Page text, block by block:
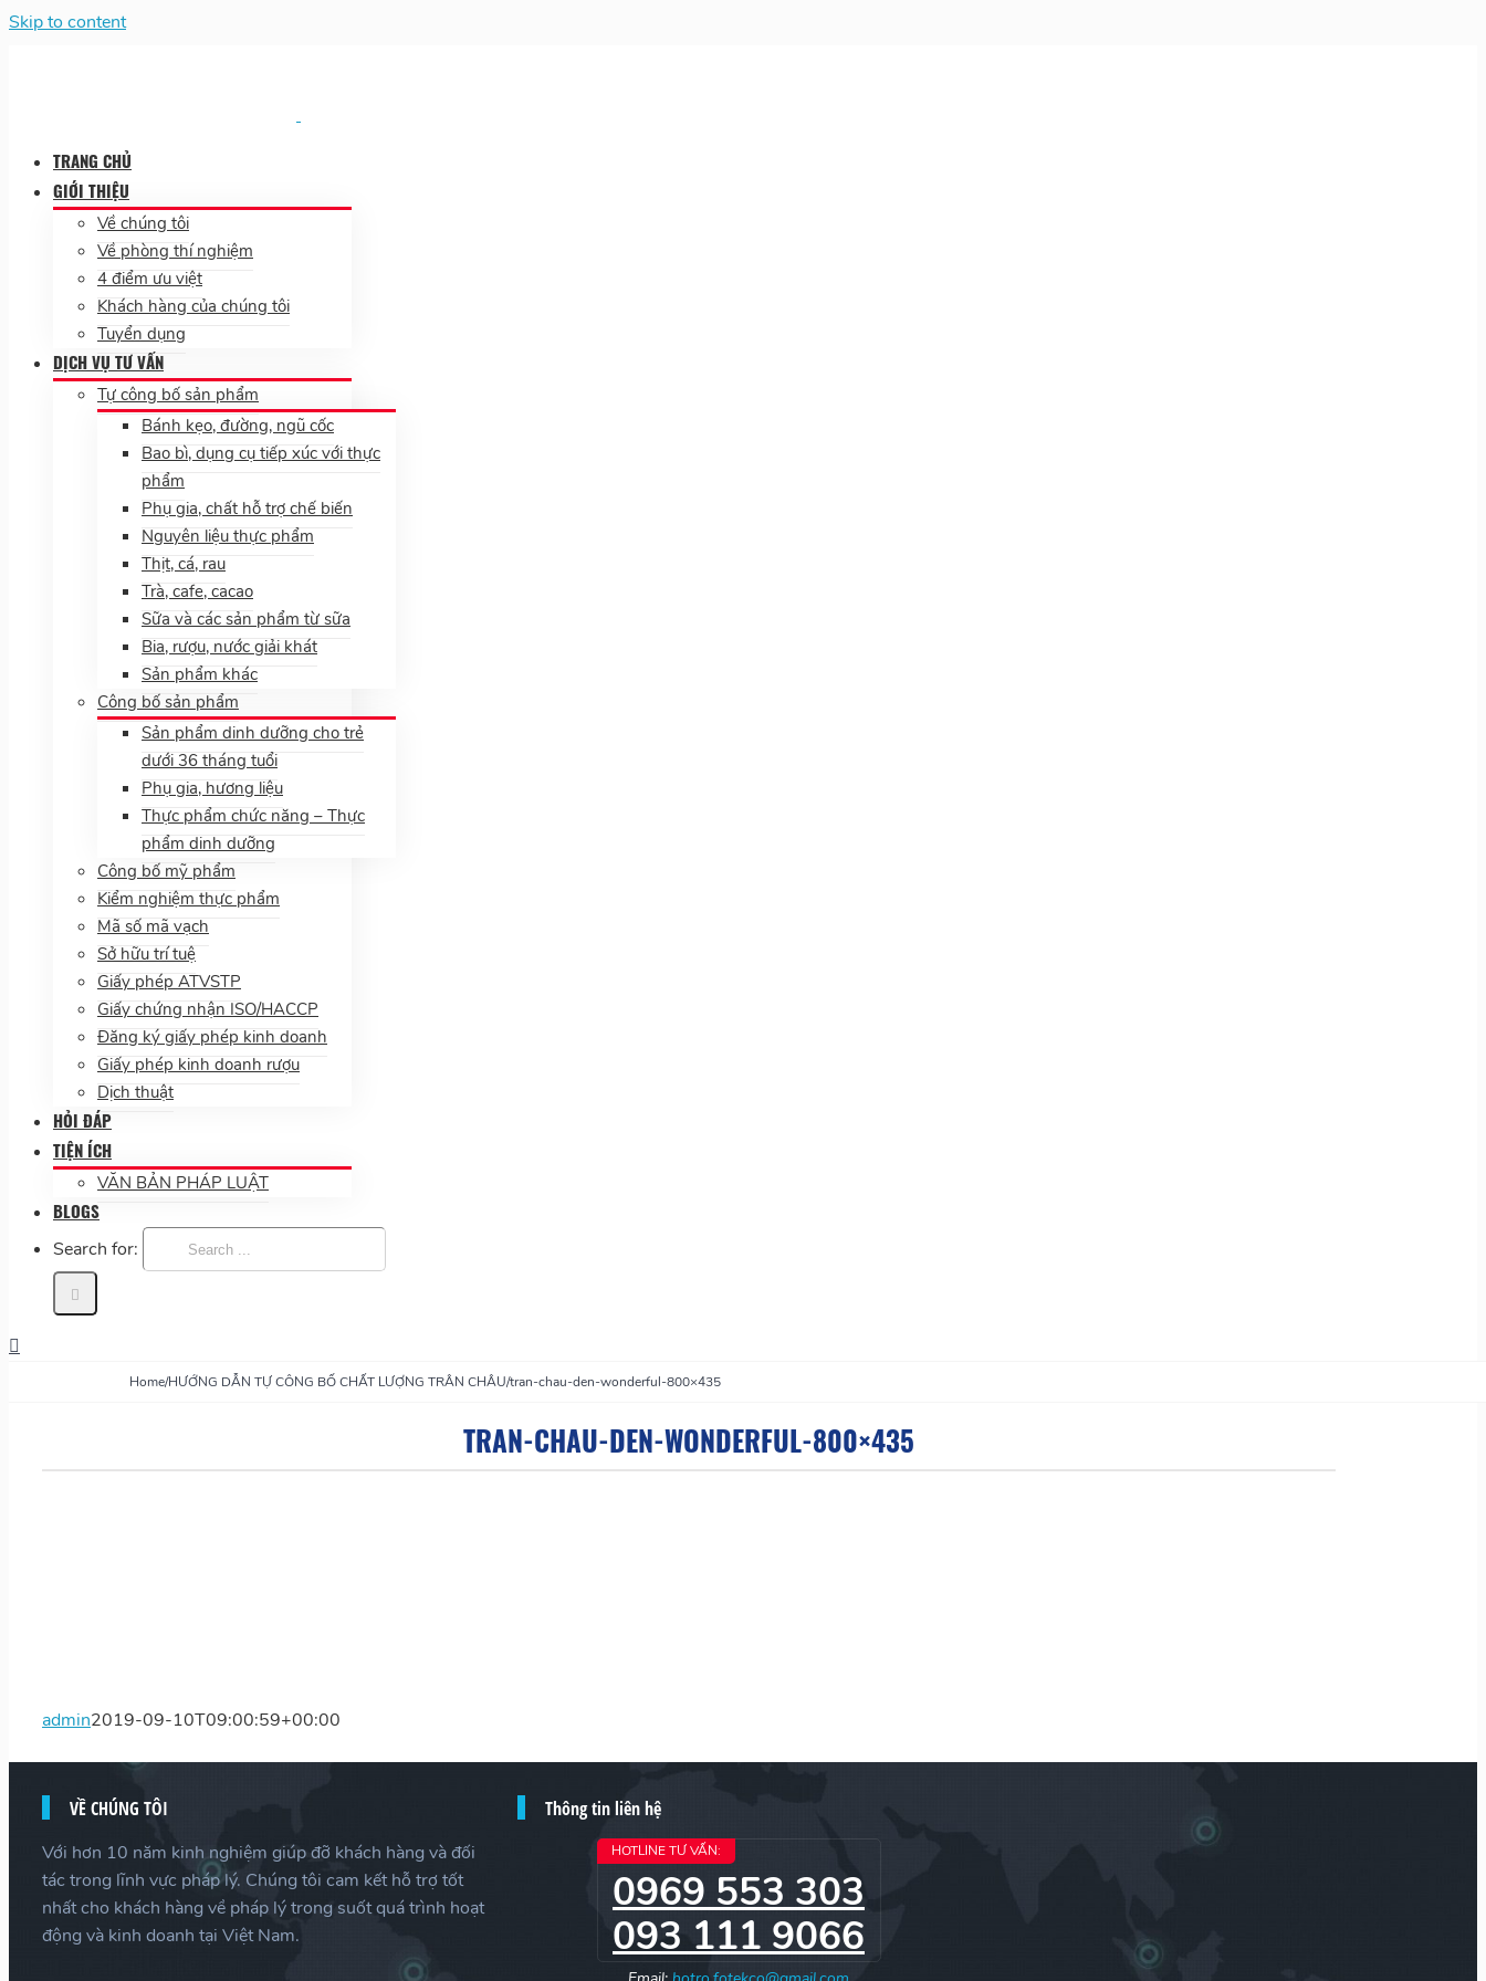
Skip to content
TRANG CHỦ
GIỚI THIỆU
Về chúng tôi
Về phòng thí nghiệm
4 điểm ưu việt
Khách hàng của chúng tôi
Tuyển dụng
DỊCH VỤ TƯ VẤN
Tự công bố sản phẩm
Bánh kẹo, đường, ngũ cốc
Bao bì, dụng cụ tiếp xúc với thực
phẩm
Phụ gia, chất hỗ trợ chế biến
Nguyên liệu thực phẩm
Thịt, cá, rau
Trà, cafe, cacao
Sữa và các sản phẩm từ sữa
Bia, rượu, nước giải khát
Sản phẩm khác
Công bố sản phẩm
Sản phẩm dinh dưỡng cho trẻ
dưới 36 tháng tuổi
Phụ gia, hương liệu
Thực phẩm chức năng – Thực
phẩm dinh dưỡng
Công bố mỹ phẩm
Kiểm nghiệm thực phẩm
Mã số mã vạch
Sở hữu trí tuệ
Giấy phép ATVSTP
Giấy chứng nhận ISO/HACCP
Đăng ký giấy phép kinh doanh
Giấy phép kinh doanh rượu
Dịch thuật
HỎI ĐÁP
TIỆN ÍCH
VĂN BẢN PHÁP LUẬT
BLOGS
Search for:
Home/HƯỚNG DẪN TỰ CÔNG BỐ CHẤT LƯỢNG TRÂN CHÂU/tran-chau-den-wonderful-800×435
TRAN-CHAU-DEN-WONDERFUL-800×435
admin2019-09-10T09:00:59+00:00
VỀ CHÚNG TÔI
Với hơn 10 năm kinh nghiệm giúp đỡ khách hàng và đối
tác trong lĩnh vực pháp lý. Chúng tôi cam kết hỗ trợ tốt
nhất cho khách hàng về pháp lý trong suốt quá trình hoạt
động và kinh doanh tại Việt Nam.
Thông tin liên hệ
HOTLINE TƯ VẤN:
0969 553 303
093 111 9066